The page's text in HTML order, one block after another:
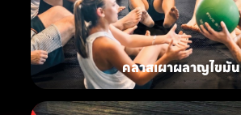
คลาสเผาผลาญไขมัน